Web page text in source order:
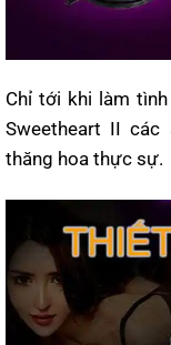
Chỉ tới khi làm
Sweetheart II
thăng hoa thực sự.